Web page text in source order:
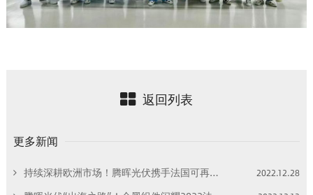
返回列表
更多新闻
持续深耕欧洲市场！腾晖光伏携手法国可再生能源巨头Neoen打开欧洲市场新局面！ 2022.12.28